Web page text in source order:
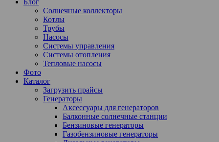
Блог
Солнечные коллекторы
Котлы
Трубы
Насосы
Системы управления
Системы отопления
Тепловые насосы
Фото
Каталог
Загрузить прайсы
Генераторы
Аксессуары для генераторов
Балконные солнечные станции
Бензиновые генераторы
Газобензиновые генераторы